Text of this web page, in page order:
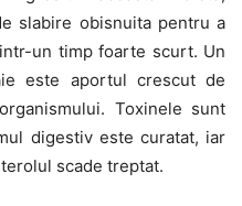
slabire obisnuita pentru a
un timp foarte scurt. Un
este aportul crescut de
Toxinele sunt
digestiv este curatat, iar
scade treptat.